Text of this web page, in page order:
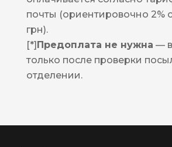
почты (ориентировочно 2%
грн).
[*] Предоплата не нужна —
только после проверки
отделении.